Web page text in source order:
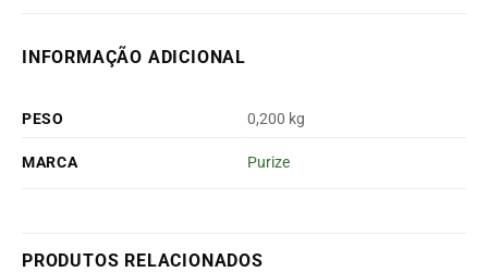
INFORMAÇÃO ADICIONAL
PESO 0,200 kg
MARCA Purize
PRODUTOS RELACIONADOS